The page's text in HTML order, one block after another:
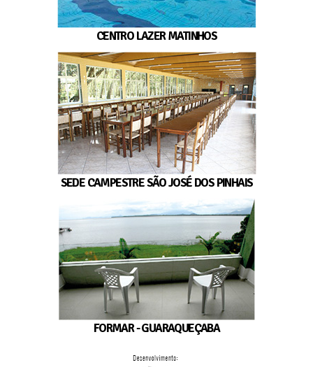
CENTRO LAZER MATINHOS
SEDE CAMPESTRE SÃO JOSÉ DOS PINHAIS
FORMAR - GUARAQUEÇABA